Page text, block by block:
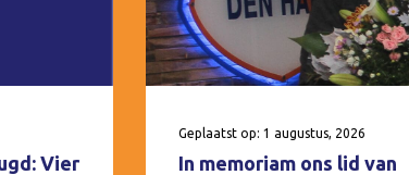
Vier
Geplaatst op: 1 augustus, 2026
In memoriam ons lid van